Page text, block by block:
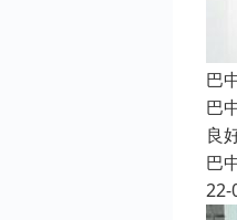
巴
巴
良
巴
22-